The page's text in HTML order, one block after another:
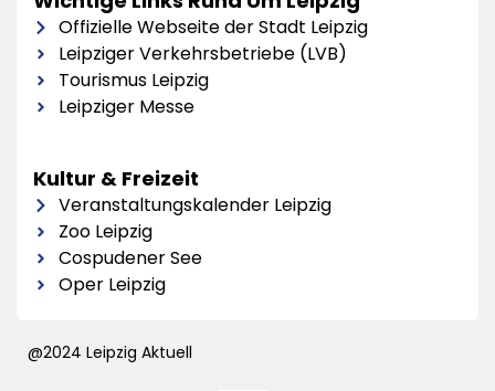
Offizielle Webseite der Stadt Leipzig
Leipziger Verkehrsbetriebe (LVB)
Tourismus Leipzig
Leipziger Messe
Kultur & Freizeit
Veranstaltungskalender Leipzig
Zoo Leipzig
Cospudener See
Oper Leipzig
@2024 Leipzig Aktuell